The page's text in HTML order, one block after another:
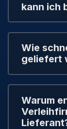
kann ich
Wie
geliefert
Warum